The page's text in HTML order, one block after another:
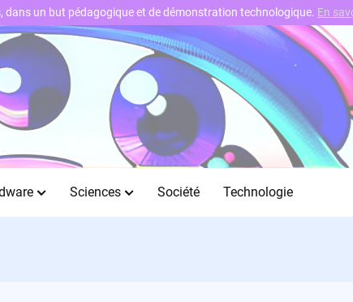
Sciences Société Technologie
un but pédagogique et de démonstration technologique. En